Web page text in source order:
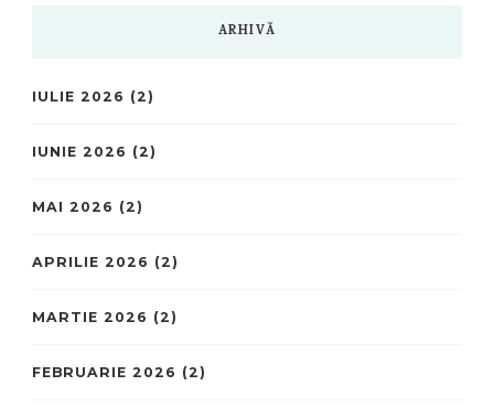
ARHIVĂ
IULIE 2026 (2)
IUNIE 2026 (2)
MAI 2026 (2)
APRILIE 2026 (2)
MARTIE 2026 (2)
FEBRUARIE 2026 (2)